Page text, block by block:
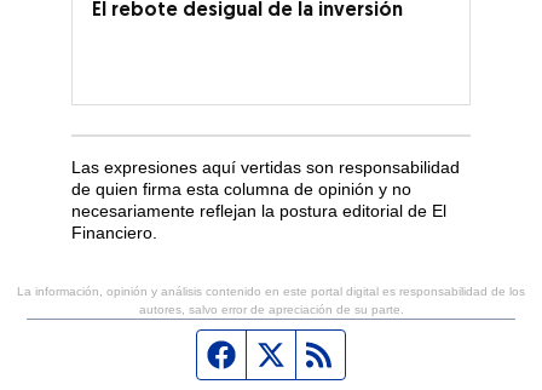
El rebote desigual de la inversión
Las expresiones aquí vertidas son responsabilidad
de quien firma esta columna de opinión y no
necesariamente reflejan la postura editorial de El
Financiero.
La información, opinión y análisis contenido en este portal digital es responsabilidad de los
autores, salvo error de apreciación de su parte.
Página de Facebook
Fuente Twitter